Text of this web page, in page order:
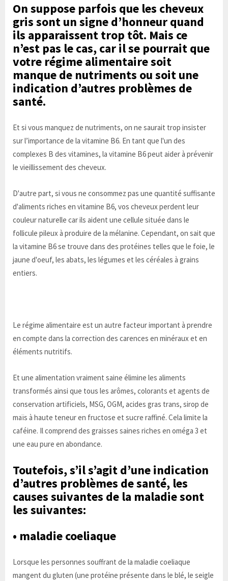
On suppose parfois que les cheveux
gris sont un signe d’honneur quand
ils apparaissent trop tôt. Mais ce
n’est pas le cas, car il se pourrait que
votre régime alimentaire soit
manque de nutriments ou soit une
indication d’autres problèmes de
santé.
Et si vous manquez de nutriments, on ne saurait trop insister
sur l’importance de la vitamine B6. En tant que l'un des
complexes B des vitamines, la vitamine B6 peut aider à prévenir
le vieillissement des cheveux.
D'autre part, si vous ne consommez pas une quantité suffisante
d'aliments riches en vitamine B6, vos cheveux perdent leur
couleur naturelle car ils aident une cellule située dans le
follicule pileux à produire de la mélanine. Cependant, on sait que
la vitamine B6 se trouve dans des protéines telles que le foie, le
jaune d'oeuf, les abats, les légumes et les céréales à grains
entiers.
Le régime alimentaire est un autre facteur important à prendre
en compte dans la correction des carences en minéraux et en
éléments nutritifs.
Et une alimentation vraiment saine élimine les aliments
transformés ainsi que tous les arômes, colorants et agents de
conservation artificiels, MSG, OGM, acides gras trans, sirop de
maïs à haute teneur en fructose et sucre raffiné. Cela limite la
caféine. Il comprend des graisses saines riches en oméga 3 et
une eau pure en abondance.
Toutefois, s’il s’agit d’une indication
d’autres problèmes de santé, les
causes suivantes de la maladie sont
les suivantes:
• maladie coeliaque
Lorsque les personnes souffrant de la maladie coeliaque
mangent du gluten (une protéine présente dans le blé, le seigle